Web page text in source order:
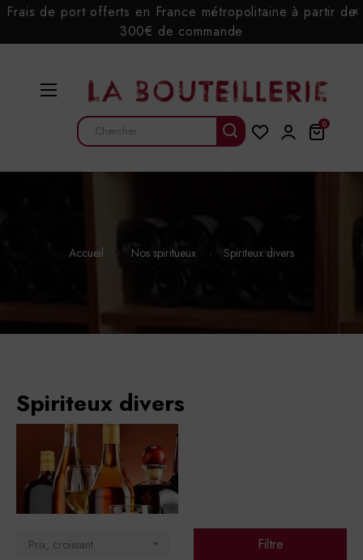
Frais de port offerts en France métropolitaine à partir de
300€ de commande
x
Basculer
navigation
☰
0
Accueil Nos spiritueux Spiriteux divers
Spiriteux divers
Prix, croissant  Filtre